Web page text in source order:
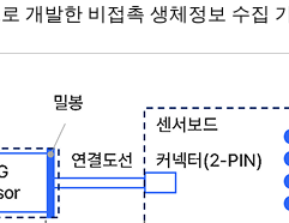
개발한 비접촉 생체정보 수집